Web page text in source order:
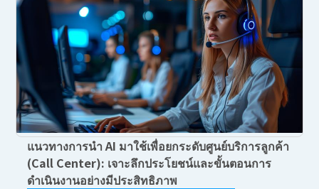
แนวทางการนำ AI มาใช้เพื่อยกระดับศูนย์บริการลูกค้า
(Call Center): เจาะลึกประโยชน์และขั้นตอนการ
ดำเนินงานอย่างมีประสิทธิภาพ